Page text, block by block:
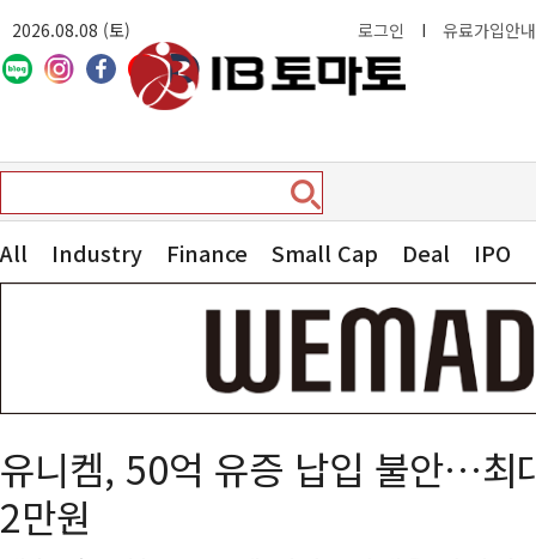
2026.08.08 (토) 로그인 I 유료가입안내
All Industry Finance Small Cap Deal IPO
유니켐, 50억 유증 납입 불안…최
2만원